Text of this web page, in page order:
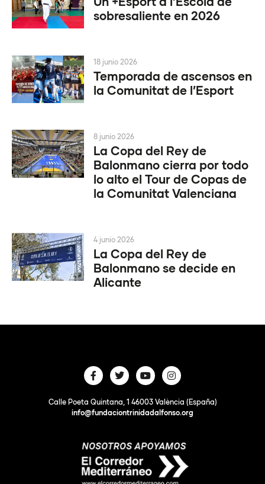
sobresaliente en 2026
Temporada de ascensos en
la Comunitat de l’Esport
18 junio 2026
La Copa del Rey de
Balonmano cierra por todo
lo alto el Tour de Copas de
la Comunitat Valenciana
8 junio 2026
La Copa del Rey de
Balonmano se decide en
Alicante
4 junio 2026
Calle Poeta Quintana, 1 46003 València (España)
info@fundaciontrinidadalfonso.org